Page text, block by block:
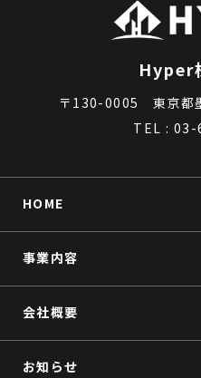
Hyper
〒130-0005 東京都
TEL : 03-
HOME
事業内容
会社概要
お知らせ